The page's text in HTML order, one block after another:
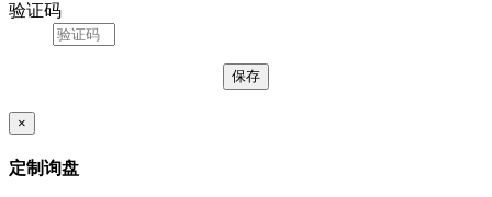
验证码
×
定制询盘